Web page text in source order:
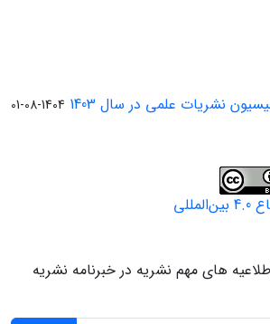
نشریات علمی در سال 1403 1404-08-01
های مهم نشریه در خبرنامه نشریه